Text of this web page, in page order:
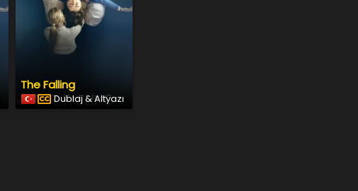
The Falling
Dublaj & Altyazı